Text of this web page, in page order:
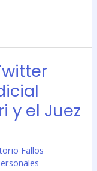
y el Juez
Fallos